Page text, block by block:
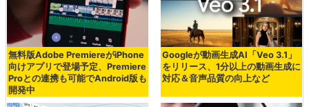
無料版Adobe PremiereがiPhone
向けアプリで登場予定、Premiere
Proとの連携も可能でAndroid版も
開発中
Googleが動画生成AI「Veo 3.1」
をリリース、1分以上の動画生成に
対応＆音声品質の向上など